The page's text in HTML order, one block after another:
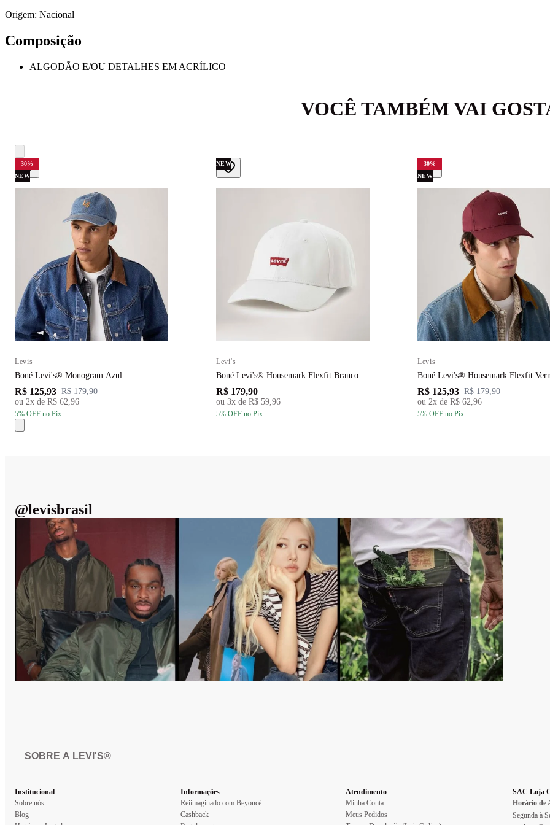
Origem: Nacional
Composição
ALGODÃO E/OU DETALHES EM ACRÍLICO
VOCÊ TAMBÉM VAI
30%
NEW
Levis
Boné Levi's® Monogram Azul
R$ 125,93 R$ 179,90
ou 2x de R$ 62,96
5% OFF no Pix
NEW
Levi's
Boné Levi's® Housemark Flexfit Branco
R$ 179,90
ou 3x de R$ 59,96
5% OFF no Pix
30%
NEW
Levis
Boné Levi's® Housemark Flexfit
R$ 125,93 R$ 179,90
ou 2x de R$ 62,96
5% OFF no Pix
@levisbrasil
SOBRE A LEVI'S®
Institucional
Sobre nós
Blog
Informações
Reiimaginado com Beyoncé
Cashback
Atendimento
Minha Conta
Meus Pedidos
SAC Loja
Horário de
Segunda à